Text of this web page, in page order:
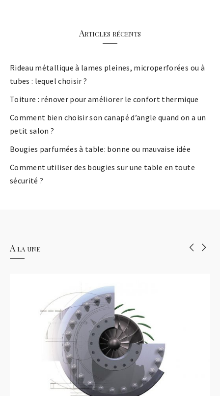
Articles récents
Rideau métallique à lames pleines, microperforées ou à
tubes : lequel choisir ?
Toiture : rénover pour améliorer le confort thermique
Comment bien choisir son canapé d’angle quand on a un
petit salon ?
Bougies parfumées à table: bonne ou mauvaise idée
Comment utiliser des bougies sur une table en toute
sécurité ?
A la une